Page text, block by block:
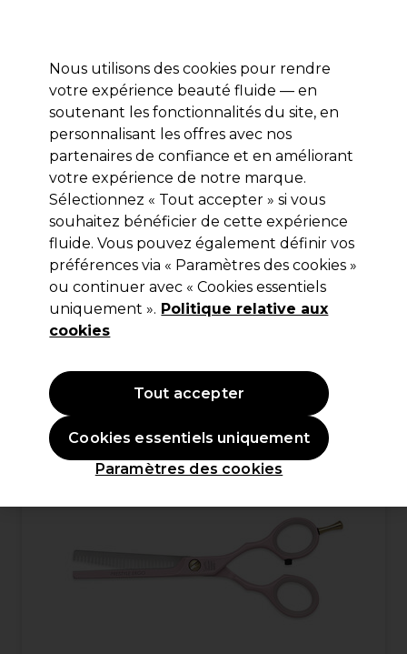
Se connecter
Marques Bons plans Coiffure Electro et Matériel
Livraison et délais
lire la suite
Jaguar
Jaguar Ciseaux Sculpteur Cl PS Ergo
Pink Effi 5.5"
(1)
72,90 €Hors TVA
Nous utilisons des cookies pour rendre
votre expérience beauté fluide — en
soutenant les fonctionnalités du site, en
personnalisant les offres avec nos
partenaires de confiance et en améliorant
votre expérience de notre marque.
Sélectionnez « Tout accepter » si vous
souhaitez bénéficier de cette expérience
fluide. Vous pouvez également définir vos
préférences via « Paramètres des cookies »
ou continuer avec « Cookies essentiels
uniquement ». Politique relative aux
cookies
Paramètres des cookies
Cookies essentiels uniquement
Tout accepter